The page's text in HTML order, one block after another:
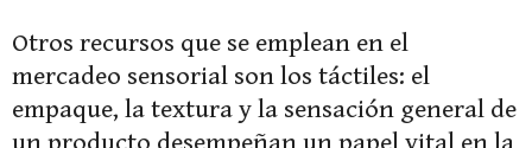
Otros recursos que se emplean en el
mercadeo sensorial son los táctiles: el
empaque, la textura y la sensación general de